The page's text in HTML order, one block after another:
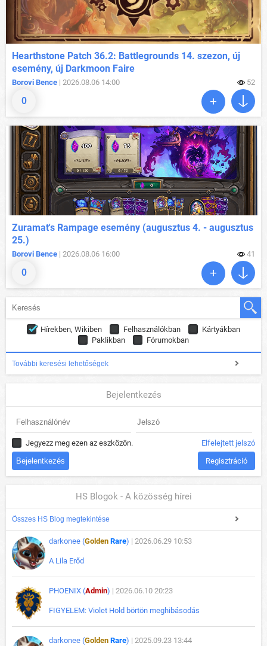
0
Hearthstone Patch 36.2: Battlegrounds 14. szezon, új
esemény, új Darkmoon Faire
Borovi Bence | 2026.08.06 14:00 52
0
Zuramat's Rampage esemény (augusztus 4. - augusztus
25.)
Borovi Bence | 2026.08.06 16:00 41
Hírekben, Wikiben Felhasználókban
Kártyákban
Paklikban
Fórumokban
További keresési lehetőségek
Bejelentkezés
Jegyezz meg ezen az eszközön. Elfelejtett jelszó
Regisztráció
HS Blogok - A közösség hírei
Összes HS Blog megtekintése
darkonee (Golden Rare) | 2026.06.29 10:53
A Lila Erőd
PHOENIX (Admin) | 2026.06.10 20:23
FIGYELEM: Violet Hold börtön meghibásodás
darkonee (Golden Rare) | 2025.09.23 13:44